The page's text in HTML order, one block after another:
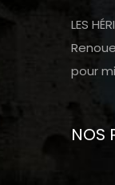
LES
pour
NOS